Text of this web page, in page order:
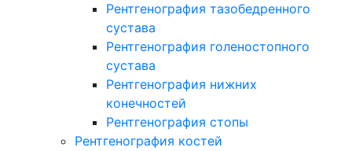
Рентгенография тазобедренного
сустава
Рентгенография голеностопного
сустава
Рентгенография нижних
конечностей
Рентгенография стопы
Рентгенография костей